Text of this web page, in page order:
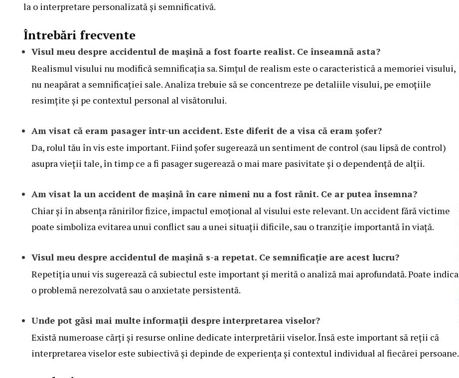
la o interpretare personalizată și semnificativă.
Întrebări frecvente
Visul meu despre accidentul de mașină a fost foarte realist. Ce înseamnă asta?
Realismul visului nu modifică semnificația sa. Simțul de realism este o caracteristică a memoriei visului,
nu neapărat a semnificației sale. Analiza trebuie să se concentreze pe detaliile visului, pe emoțiile
resimțite și pe contextul personal al visătorului.
Am visat că eram pasager într-un accident. Este diferit de a visa că eram șofer?
Da, rolul tău în vis este important. Fiind șofer sugerează un sentiment de control (sau lipsă de control)
asupra vieții tale, în timp ce a fi pasager sugerează o mai mare pasivitate și o dependență de alții.
Am visat la un accident de mașină în care nimeni nu a fost rănit. Ce ar putea însemna?
Chiar și în absența rănirilor fizice, impactul emoțional al visului este relevant. Un accident fără victime
poate simboliza evitarea unui conflict sau a unei situații dificile, sau o tranziție importantă în viață.
Visul meu despre accidentul de mașină s-a repetat. Ce semnificație are acest lucru?
Repetiția unui vis sugerează că subiectul este important și merită o analiză mai aprofundată. Poate indica
o problemă nerezolvată sau o anxietate persistentă.
Unde pot găsi mai multe informații despre interpretarea viselor?
Există numeroase cărți și resurse online dedicate interpretării viselor. Însă este important să reții că
interpretarea viselor este subiectivă și depinde de experiența și contextul individual al fiecărei persoane.